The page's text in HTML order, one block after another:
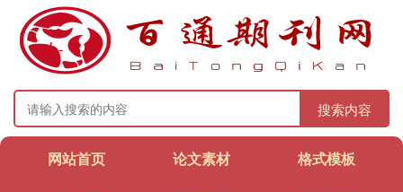
搜索内容
网站首页 论文素材 格式模板